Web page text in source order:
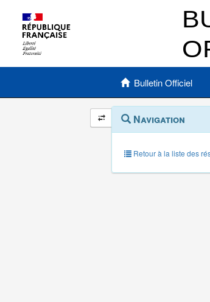
Menu principal
Bulletin Officiel
Navigation
et
outils
annexes
Menu
contextuel
Navigation
Retour à la liste des